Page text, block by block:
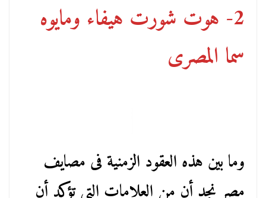
2- هوت شورت هيفاء ومايوه
سما المصرى
وما بين هذه العقود الزمنية فى مصايف